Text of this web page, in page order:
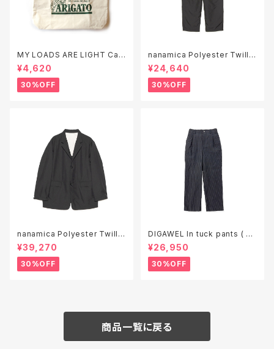
MY LOADS ARE LIGHT Can
vas Tote Bag "ARIGATO"
¥4,620
30%OFF
nanamica Polyester Twill
Club Pants ( S26SC051 )
¥24,640
30%OFF
nanamica Polyester Twill
Club Jacket ( S26SA050 )
¥39,270
30%OFF
DIGAWEL In tuck pants ( ga
rment wash )
¥26,950
30%OFF
商品一覧に戻る